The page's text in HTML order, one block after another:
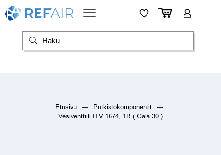
Etusivu — Putkistokomponentit
—
Vesiventtiili ITV 1674, 1B ( Gala 30 )